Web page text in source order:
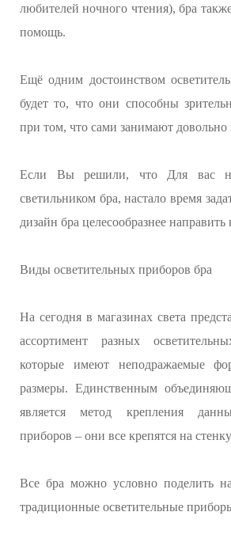
любителей ночного чтения), бра
помощь.
Ещё одним достоинством
будет то, что они способны
при том, что сами занимают довольно
Если Вы решили, что Для вас
светильником бра, настало время
дизайн бра целесообразнее
Виды осветительных приборов бра
На сегодня в магазинах света
ассортимент разных
которые имеют неподражаемые
размеры. Единственным
является метод крепления
приборов – они все крепятся на
Все бра можно условно поделить
традиционные осветительные